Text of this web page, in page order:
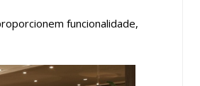
funcionalidade,